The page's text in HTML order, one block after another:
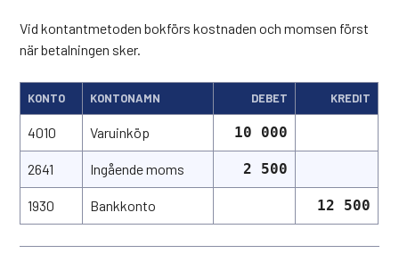
Vid kontantmetoden bokförs kostnaden och momsen först
när betalningen sker.
KONTO KONTONAMN DEBET KREDIT
4010 Varuinköp 10 000
2641 Ingående moms 2 500
1930 Bankkonto 12 500